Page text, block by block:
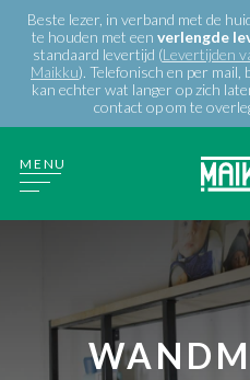
Beste lezer, in verband met de
te houden met een verlengde
standaard levertijd (Levertijden
Maikku). Telefonisch en per mail,
kan echter wat langer op zich
contact op om te
MENU
WIE